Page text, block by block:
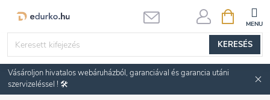
KERESÉS
KOSÁR
Vásároljon hivatalos webáruházból, garanciával és garancia utáni
szervizeléssel ! 🛠️